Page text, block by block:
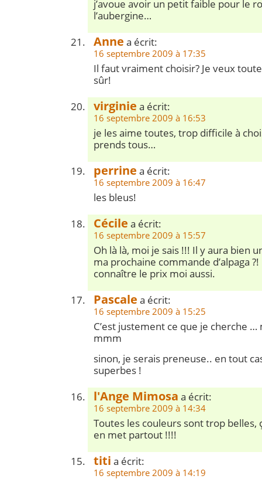
j’avoue avoir un petit faible pour le
l’aubergine…
Anne a écrit:
16 septembre 2009 à 17:35
Il faut vraiment choisir? Je veux
sûr!
virginie a écrit:
16 septembre 2009 à 16:53
je les aime toutes, trop difficile à
prends tous…
perrine a écrit:
16 septembre 2009 à 16:47
les bleus!
Cécile a écrit:
16 septembre 2009 à 15:57
Oh là là, moi je sais !!! Il y aura bien
ma prochaine commande d’alpaga ?!
connaître le prix moi aussi.
Pascale a écrit:
16 septembre 2009 à 15:25
C’est justement ce que je cherche …
mmm
sinon, je serais preneuse.. en tout
superbes !
l'Ange Mimosa a écrit:
16 septembre 2009 à 14:34
Toutes les couleurs sont trop belles,
en met partout !!!!
titi a écrit:
16 septembre 2009 à 14:19